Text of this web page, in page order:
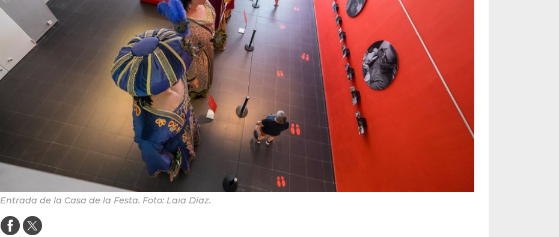
Entrada de la Casa de la Festa. Foto: Laia Díaz.